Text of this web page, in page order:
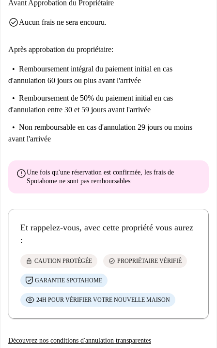
Avant Approbation du Propriétaire
check_circleAucun frais ne sera encouru.
Après approbation du propriétaire:
Remboursement intégral du paiement initial en cas
d'annulation 60 jours ou plus avant l'arrivée
Remboursement de 50% du paiement initial en cas
d'annulation entre 30 et 59 jours avant l'arrivée
Non remboursable en cas d'annulation 29 jours ou moins
avant l'arrivée
errorUne fois qu'une réservation est confirmée, les frais de
Spotahome ne sont pas remboursables
Et rappelez-vous, avec cette propriété vous aurez
:
lock CAUTION PROTÉGÉE check_circle PROPRIÉTAIRE VÉRIFIÉ
GARANTIE SPOTAHOME
24H POUR VÉRIFIER VOTRE NOUVELLE MAISON
Découvrez nos conditions d'annulation transparentes